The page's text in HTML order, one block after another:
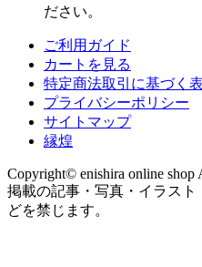
ださい。
ご利用ガイド
カートを見る
特定商法取引に基づく
プライバシーポリシー
サイトマップ
縁煌
Copyright© enishira online shop
掲載の記事・写真・イラス
どを禁じます。